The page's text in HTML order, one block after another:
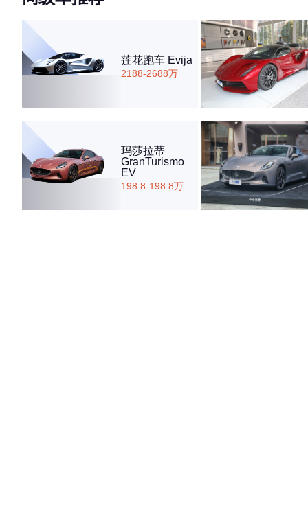
莲花跑车 Evija
2188-2688万
玛莎拉蒂
GranTurismo
EV
198.8-198.8万